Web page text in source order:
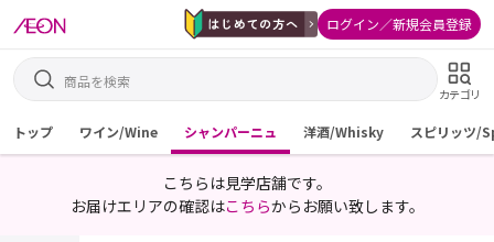
ログイン／新規会員登録
カテゴリ
トップ ワイン/Wine シャンパーニュ 洋酒/Whisky スピリッツ/
こちらは見学店舗です。
お届けエリアの確認はこちらからお願い致します。